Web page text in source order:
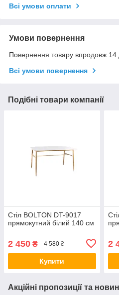
Всі умови оплати
Умови повернення
Повернення товару впродовж 14
Всі умови повернення
Подібні товари компанії
Стіл BOLTON DT-9017
прямокутний білий 140 см
2 450 ₴ 4 580 ₴
Купити
2
Акційні пропозиції та